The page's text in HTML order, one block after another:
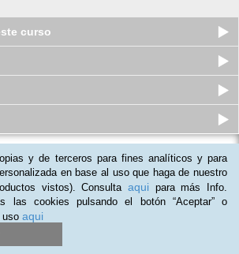
curso
Triple Formación en Terapias
Naturales
Cupos disponibles
$850.000 $277.000
y de terceros para fines analíticos y para
en base al uso que haga de nuestro
vistos). Consulta aqui para más Info.
las cookies pulsando el botón “Aceptar” o
uso aqui